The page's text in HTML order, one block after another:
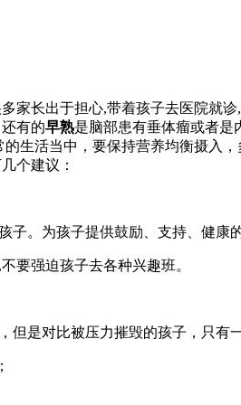
长出于担心,带着孩子去医院就
有的早熟是脑部患有垂体瘤或者是
生活当中，要保持营养均衡摄入
个建议：
为孩子提供鼓励、支持、健康
强迫孩子去各种兴趣班。
对比被压力摧毁的孩子，只有